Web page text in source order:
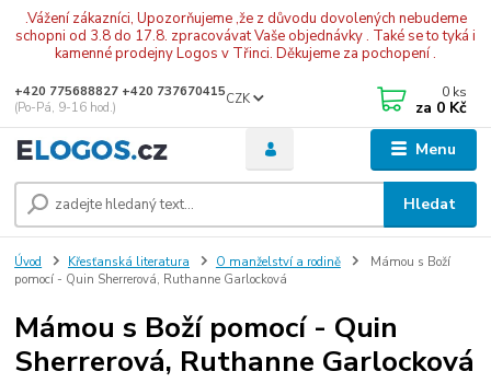
.Vážení zákazníci, Upozorňujeme ,že z důvodu dovolených nebudeme
schopni od 3.8 do 17.8. zpracovávat Vaše objednávky . Také se to tyká i
kamenné prodejny Logos v Třinci. Děkujeme za pochopení .
Menu
CZK
Hledat
+420 775688827 +420 737670415
(Po-Pá, 9-16 hod.)
0 ks
za 0 Kč
Úvod Křesťanská literatura O manželství a rodině
Mámou s Boží
pomocí - Quin Sherrerová, Ruthanne Garlocková
Mámou s Boží pomocí - Quin
Sherrerová, Ruthanne Garlocková